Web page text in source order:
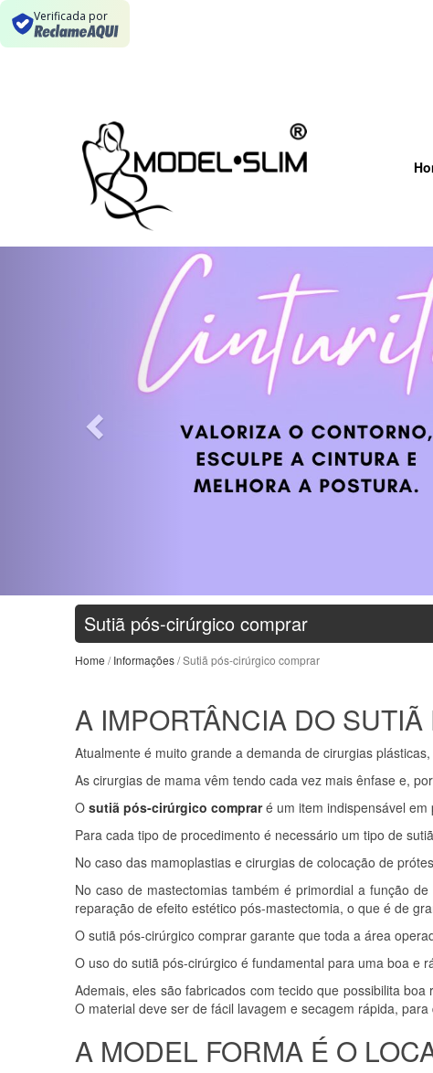
Verificada por
Sutiã pós-cirúrgico comprar
Home /Informações/ Sutiã pós-cirúrgico comprar
A IMPORTÂNCIA DO
Atualmente é muito grande a demanda de cirurgias
As cirurgias de mama vêm tendo cada vez mais ênfase e,
O sutiã pós-cirúrgico compraré um item indispensável em
Para cada tipo de procedimento é necessário um tipo de
No caso das mamoplastias e cirurgias de colocação de
No caso de mastectomias também é primordial a função
reparação de efeito estético pós-mastectomia, o que é de
O sutiã pós-cirúrgico comprar garante que toda a área
O uso do sutiã pós-cirúrgico é fundamental para uma boa e
Ademais, eles são fabricados com tecido que possibilita
O material deve ser de fácil lavagem e secagem rápida,
A MODEL FORMA É O